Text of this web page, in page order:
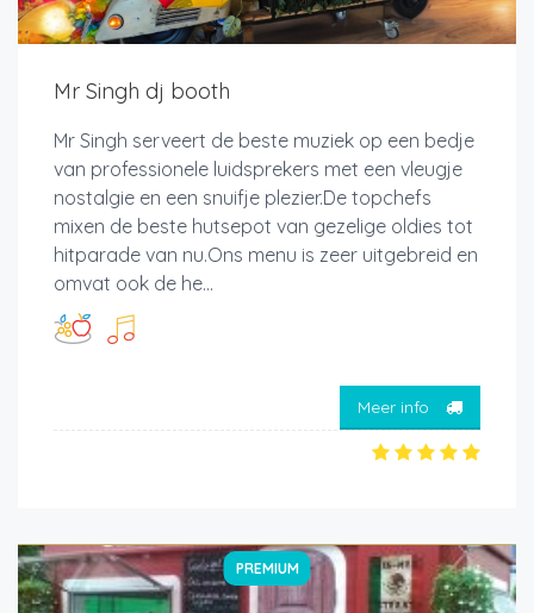
Mr Singh dj booth
Mr Singh serveert de beste muziek op een bedje
van professionele luidsprekers met een vleugje
nostalgie en een snuifje plezier.De topchefs
mixen de beste hutsepot van gezelige oldies tot
hitparade van nu.Ons menu is zeer uitgebreid en
omvat ook de he...
Meer info
PREMIUM